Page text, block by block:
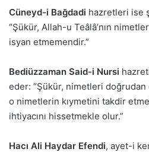
Cüneyd-i Bağdadi hazretleri ise
“Şükür, Allah-u Teâlâ’nın
isyan etmemendir.”
Bediüzzaman Said-i Nursi
eder: “Şükür, nimetleri doğrudan
o nimetlerin kıymetini takdir
ihtiyacını hissetmekle olur.”
Hacı Ali Haydar Efendi, ayet-i